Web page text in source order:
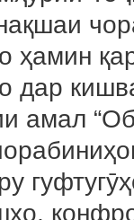
ҳамин
дар
амал